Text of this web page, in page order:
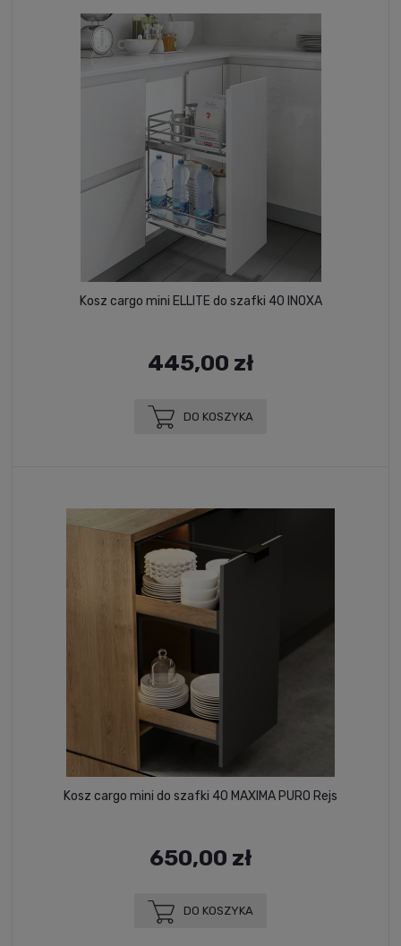
Kosz cargo mini ELLITE do szafki 40 INOXA
445,00 zł
DO KOSZYKA
Kosz cargo mini do szafki 40 MAXIMA PURO Rejs
650,00 zł
DO KOSZYKA